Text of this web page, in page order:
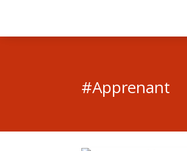
#Apprenant